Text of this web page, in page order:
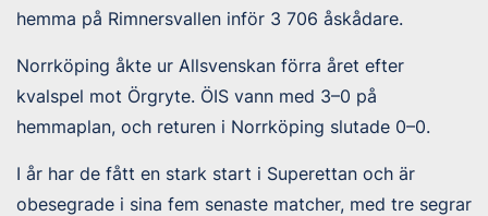
hemma på Rimnersvallen inför 3 706 åskådare.
Norrköping åkte ur Allsvenskan förra året efter
kvalspel mot Örgryte. ÖIS vann med 3–0 på
hemmaplan, och returen i Norrköping slutade 0–0.
I år har de fått en stark start i Superettan och är
obesegrade i sina fem senaste matcher, med tre segrar